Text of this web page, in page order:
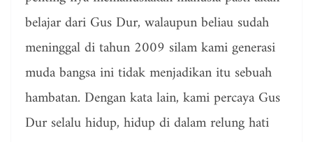
belajar dari Gus Dur, walaupun beliau sudah
meninggal di tahun 2009 silam kami generasi
muda bangsa ini tidak menjadikan itu sebuah
hambatan. Dengan kata lain, kami percaya Gus
Dur selalu hidup, hidup di dalam relung hati